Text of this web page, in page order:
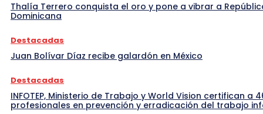
Thalía Terrero conquista el oro y pone a vibrar a
Dominicana
Destacadas
Juan Bolívar Díaz recibe galardón en México
Destacadas
INFOTEP, Ministerio de Trabajo y World Vision certifican a
profesionales en prevención y erradicación del trabajo